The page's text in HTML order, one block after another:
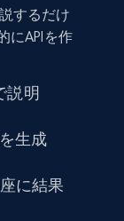
するだけ
にAPIを作
説明
生成
に結果